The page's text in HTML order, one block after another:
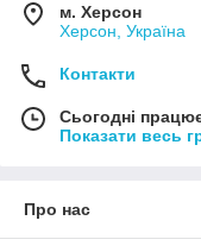
м. Херсон
Херсон, Україна
Контакти
Сьогодні
Показати весь
Про нас